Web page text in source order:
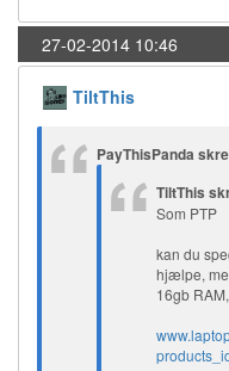
27-02-2014 10:46
TiltThis
PayThisPanda
TiltThis
Som PTP
kan du
hjælpe,
16gb